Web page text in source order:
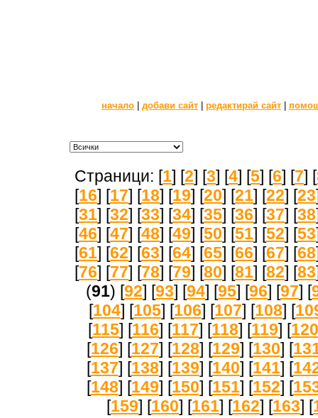
начало добави сайт редактирай сайт
Страници: [1] [2] [3] [4] [5] [6] [7] [
[16] [17] [18] [19] [20] [21] [22] [23
[31] [32] [33] [34] [35] [36] [37] [38
[46] [47] [48] [49] [50] [51] [52] [53
[61] [62] [63] [64] [65] [66] [67] [68
[76] [77] [78] [79] [80] [81] [82] [83
(91) [92] [93] [94] [95] [96] [97] [
[104] [105] [106] [107] [108] [
[115] [116] [117] [118] [119] [120
[126] [127] [128] [129] [130] [
[137] [138] [139] [140] [141] [
[148] [149] [150] [151] [152] [
[159] [160] [161] [162] [163] [